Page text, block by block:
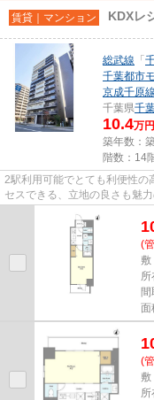
賃貸｜マンション KDXレ
総武線 「
千葉都市
京成千原線
千葉県千
10.4万
築年数：
階数：14
2駅利用可能でとても利便性の
セスできる、立地の良さも魅
(
敷
所
間
面
(
敷
所